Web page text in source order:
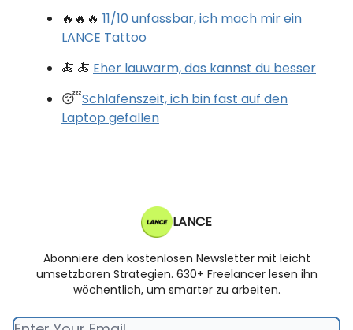
🔥🔥🔥 11/10 unfassbar, ich mach mir ein
LANCE Tattoo
🍝 🍝 Eher lauwarm, das kannst du besser
😴Schlafenszeit, ich bin fast auf den
Laptop gefallen
LANCE
Abonniere den kostenlosen Newsletter mit leicht
umsetzbaren Strategien. 630+ Freelancer lesen ihn
wöchentlich, um smarter zu arbeiten.